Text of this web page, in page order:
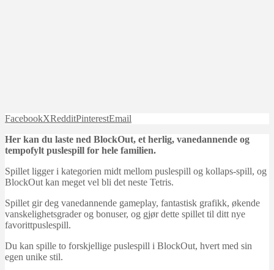
FacebookXRedditPinterestEmail
Her kan du laste ned BlockOut, et herlig, vanedannende og
tempofylt puslespill for hele familien.
Spillet ligger i kategorien midt mellom puslespill og kollaps-spill, og
BlockOut kan meget vel bli det neste Tetris.
Spillet gir deg vanedannende gameplay, fantastisk grafikk, økende
vanskelighetsgrader og bonuser, og gjør dette spillet til ditt nye
favorittpuslespill.
Du kan spille to forskjellige puslespill i BlockOut, hvert med sin
egen unike stil.